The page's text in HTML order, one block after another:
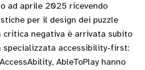
ad aprile 2025 ricevendo
per il design dei puzzle
critica negativa è arrivata subito
specializzata accessibility-first:
AbleToPlay hanno